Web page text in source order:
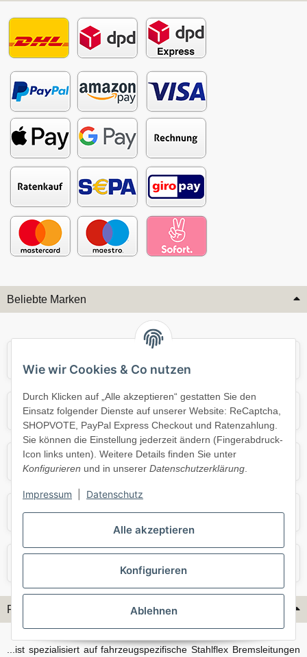
Alle akzeptieren
Konfigurieren
Ablehnen
Wie wir Cookies & Co nutzen
Durch Klicken auf „Alle akzeptieren“ gestatten Sie den
Einsatz folgender Dienste auf unserer Website: ReCaptcha,
SHOPVOTE, PayPal Express Checkout und Ratenzahlung.
Sie können die Einstellung jederzeit ändern (Fingerabdruck-
Icon links unten). Weitere Details finden Sie unter
Konfigurieren und in unserer Datenschutzerklärung.
Impressum Datenschutz
Beliebte Marken
Mercedes Mini
Opel Porsche
Skoda Smart
Flex-Hydraulik...
...ist spezialisiert auf fahrzeugspezifische Stahlflex Bremsleitungen